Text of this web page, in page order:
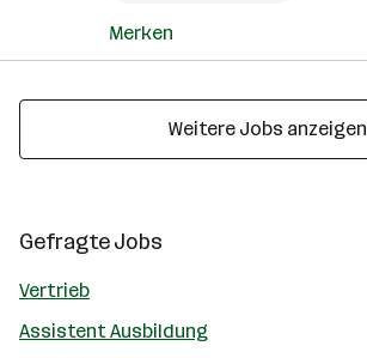
Merken
Weitere Jobs anzeigen
Gefragte Jobs
Vertrieb
Assistent Ausbildung